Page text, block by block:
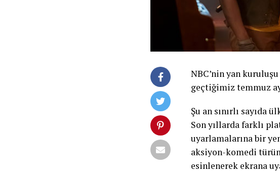
NBC’nin yan
geçtiğimiz temmuz
Şu an sınırlı sayıda
Son yıllarda farklı
uyarlamalarına bir
aksiyon-komedi
esinlenerek ekrana